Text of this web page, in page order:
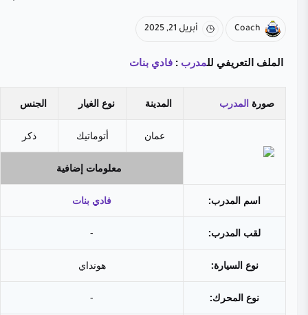
Coach أبريل 21, 2025
الملف التعريفي للمدرب : فادي بنات
صورة المدرب المدينة نوع الغيار الجنس
عمان أتوماتيك ذكر
معلومات إضافية
اسم المدرب: فادي بنات
لقب المدرب: -
نوع السيارة: هونداي
نوع المحرك: -